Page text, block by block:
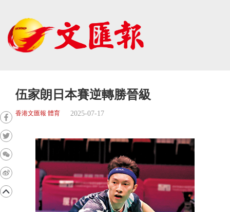
伍家朗日本賽逆轉勝晉級
香港文匯報 體育 2025-07-17